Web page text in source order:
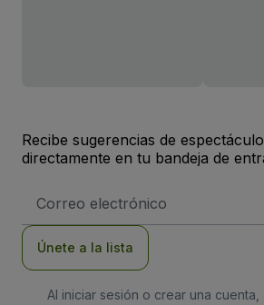
Recibe sugerencias de
directamente en tu bandeja de
de
Únete a la lista
Al iniciar sesión o crear una